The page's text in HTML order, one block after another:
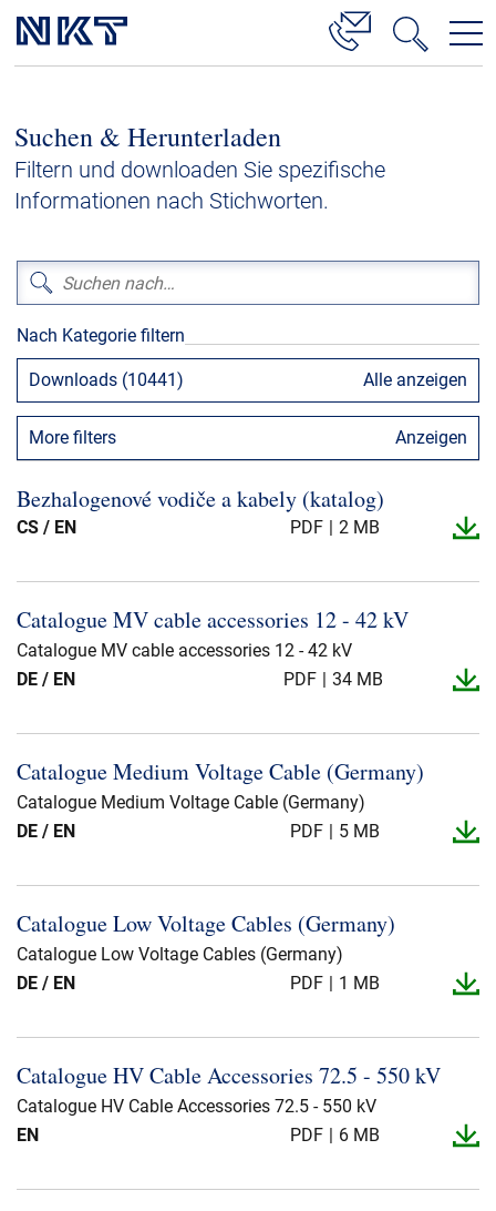
Hochspannung
Kabelservice
Niederspannung
Kabelgarnituren
Referenzen
Downloads
Presse & Events
Über uns
Geschäftsführung
Unsere Geschichte
Produktion
Europacable
Einkauf
Nachhaltigkeit
Suchen & Herunterladen
Filtern und downloaden Sie spezifische
Informationen nach Stichworten.
Nach Kategorie filtern
Downloads (10441) Alle anzeigen
More filters Anzeigen
Bezhalogenové vodiče a kabely (katalog)
CS / EN PDF 2 MB
Catalogue MV cable accessories 12 -​ 42 kV
Catalogue MV cable accessories 12 - 42 kV
DE / EN
PDF 34 MB
Catalogue Medium Voltage Cable (Germany)
Catalogue Medium Voltage Cable (Germany)
DE / EN
PDF 5 MB
Catalogue Low Voltage Cables (Germany)
Catalogue Low Voltage Cables (Germany)
DE / EN
PDF 1 MB
Catalogue HV Cable Accessories 72.​5 -​ 550 kV
Catalogue HV Cable Accessories 72.5 - 550 kV
EN
PDF 6 MB